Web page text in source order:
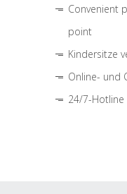
Convenient
point
Kindersitze
Online- und
24/7-Hotline